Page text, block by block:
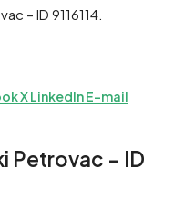
– ID 9116114.
XLinkedInE-mail
Petrovac – ID